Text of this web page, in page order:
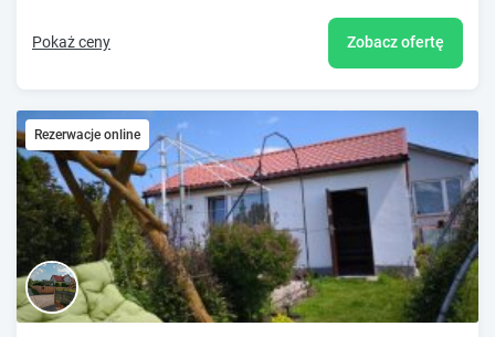
Pokaż ceny Zobacz ofertę
Rezerwacje online